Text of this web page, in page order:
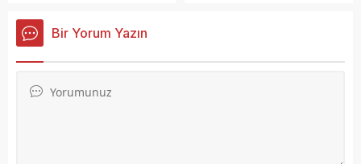
ziyaretlerine ara
vermeden devam ediyor.
Bir Yorum Yazın